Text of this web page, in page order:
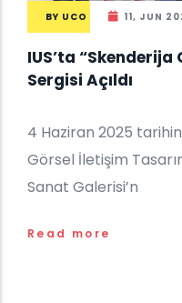
BY UCO 11, JUN
IUS’ta “Skenderija
Sergisi Açıldı
4 Haziran 2025
Görsel İletişim
Sanat Galerisi’n
Read more